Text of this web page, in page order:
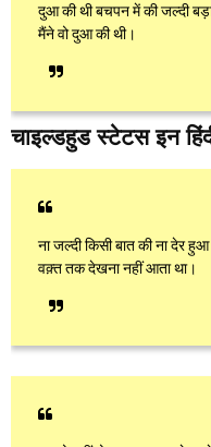
दुआ की थी बचपन में की जल्दी
मैंने वो दुआ की थी।
चाइल्डहुड स्टेटस इन
ना जल्दी किसी बात की ना देर
वक़्त तक देखना नहीं आता था।